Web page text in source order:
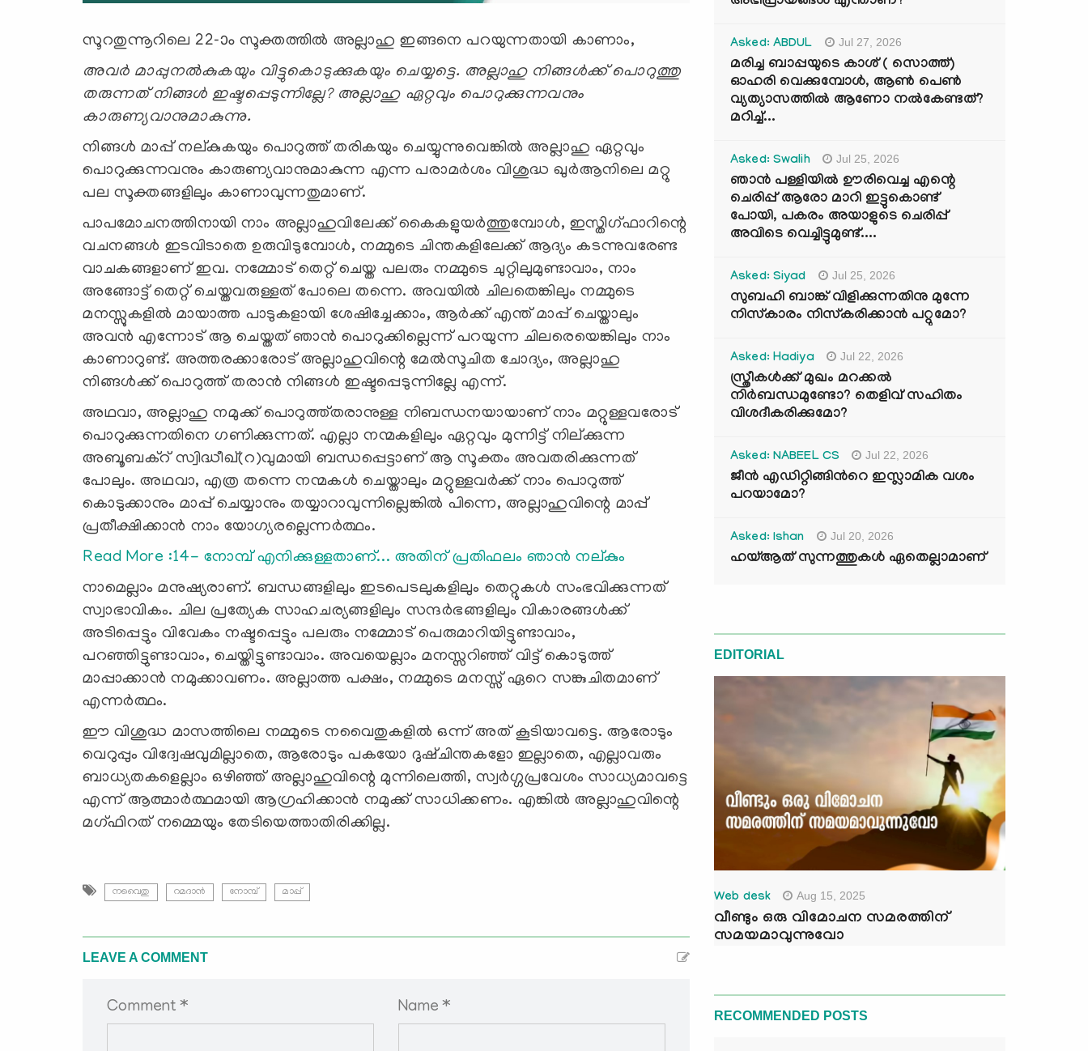
സൂറതുന്നൂറിലെ 22-ാം സൂക്തത്തില്‍ അല്ലാഹു ഇങ്ങനെ പറയുന്നതായി കാണാം,
അവര്‍ മാപ്പുനല്‍കുകയും വിട്ടുകൊടുക്കുകയും ചെയ്യട്ടെ. അല്ലാഹു നിങ്ങള്‍ക്ക്‌ പൊറുത്തു
തരുന്നത്‌ നിങ്ങള്‍ ഇഷ്ടപ്പെടുന്നില്ലേ? അല്ലാഹു ഏറ്റവും പൊറുക്കുന്നവനും
കാരുണ്യവാനുമാകുന്നു.
നിങ്ങള്‍ മാപ്പ് നല്കുകയും പൊറുത്ത് തരികയും ചെയ്യുന്നുവെങ്കില്‍ അല്ലാഹു ഏറ്റവും
പൊറുക്കുന്നവനും കാരുണ്യവാനുമാകുന്ന എന്ന പരാമര്‍ശം വിശുദ്ധ ഖുര്‍ആനിലെ മറ്റു
പല സൂക്തങ്ങളിലും കാണാവുന്നതുമാണ്.
പാപമോചനത്തിനായി നാം അല്ലാഹുവിലേക്ക് കൈകളുയര്‍ത്തുമ്പോള്‍, ഇസ്തിഗ്ഫാറിന്റെ
വചനങ്ങള്‍ ഇടവിടാതെ ഉരുവിടുമ്പോള്‍, നമ്മുടെ ചിന്തകളിലേക്ക് ആദ്യം കടന്നുവരേണ്ട
വാചകങ്ങളാണ് ഇവ. നമ്മോട് തെറ്റ് ചെയ്ത പലരും നമ്മുടെ ചുറ്റിലുമുണ്ടാവാം, നാം
അങ്ങോട്ട് തെറ്റ് ചെയ്തവരുള്ളത് പോലെ തന്നെ. അവയില്‍ ചിലതെങ്കിലും നമ്മുടെ
മനസ്സുകളില്‍ മായാത്ത പാടുകളായി ശേഷിച്ചേക്കാം, ആര്‍ക്ക് എന്ത് മാപ്പ് ചെയ്താലും
അവന്‍ എന്നോട് ആ ചെയ്തത് ഞാന്‍ പൊറുക്കില്ലെന്ന് പറയുന്ന ചിലരെയെങ്കിലും നാം
കാണാറുണ്ട്. അത്തരക്കാരോട് അല്ലാഹുവിന്റെ മേല്‍സൂചിത ചോദ്യം, അല്ലാഹു
നിങ്ങള്‍ക്ക് പൊറുത്ത് തരാന്‍ നിങ്ങള്‍ ഇഷ്ടപ്പെടുന്നില്ലേ എന്ന്.
അഥവാ, അല്ലാഹു നമുക്ക് പൊറുത്ത്തരാനുള്ള നിബന്ധനയായാണ് നാം മറ്റുള്ളവരോട്
പൊറുക്കുന്നതിനെ ഗണിക്കുന്നത്. എല്ലാ നന്മകളിലും ഏറ്റവും മുന്നിട്ട് നില്ക്കുന്ന
അബൂബക്റ് സ്വിദ്ധീഖ്(റ)വുമായി ബന്ധപ്പെട്ടാണ് ആ സൂക്തം അവതരിക്കുന്നത്
പോലും. അഥവാ, എത്ര തന്നെ നന്മകള്‍ ചെയ്താലും മറ്റുള്ളവര്‍ക്ക് നാം പൊറുത്ത്
കൊടുക്കാനും മാപ്പ് ചെയ്യാനും തയ്യാറാവുന്നില്ലെങ്കില്‍ പിന്നെ, അല്ലാഹുവിന്റെ മാപ്പ്
പ്രതീക്ഷിക്കാന്‍ നാം യോഗ്യരല്ലെന്നര്‍ത്ഥം.
Read More :14- നോമ്പ് എനിക്കുള്ളതാണ്... അതിന് പ്രതിഫലം ഞാന്‍ നല്കും
നാമെല്ലാം മനുഷ്യരാണ്. ബന്ധങ്ങളിലും ഇടപെടലുകളിലും തെറ്റുകള്‍ സംഭവിക്കുന്നത്
സ്വാഭാവികം. ചില പ്രത്യേക സാഹചര്യങ്ങളിലും സന്ദര്‍ഭങ്ങളിലും വികാരങ്ങള്‍ക്ക്
അടിപ്പെട്ടും വിവേകം നഷ്ടപ്പെട്ടും പലരും നമ്മോട് പെരുമാറിയിട്ടുണ്ടാവാം,
പറഞ്ഞിട്ടുണ്ടാവാം, ചെയ്തിട്ടുണ്ടാവാം. അവയെല്ലാം മനസ്സറിഞ്ഞ് വിട്ട് കൊടുത്ത്
മാപ്പാക്കാന്‍ നമുക്കാവണം. അല്ലാത്ത പക്ഷം, നമ്മുടെ മനസ്സ് ഏറെ സങ്കുചിതമാണ്
എന്നര്‍ത്ഥം.
ഈ വിശുദ്ധ മാസത്തിലെ നമ്മുടെ നവൈതുകളില്‍ ഒന്ന് അത് കൂടിയാവട്ടെ. ആരോടും
വെറുപ്പും വിദ്വേഷവുമില്ലാതെ, ആരോടും പകയോ ദുഷ്ചിന്തകളോ ഇല്ലാതെ, എല്ലാവരും
ബാധ്യതകളെല്ലാം ഒഴിഞ്ഞ് അല്ലാഹുവിന്റെ മുന്നിലെത്തി, സ്വര്‍ഗ്ഗപ്രവേശം സാധ്യമാവട്ടെ
എന്ന് ആത്മാര്‍ത്ഥമായി ആഗ്രഹിക്കാന്‍ നമുക്ക് സാധിക്കണം. എങ്കില്‍ അല്ലാഹുവിന്റെ
മഗ്ഫിറത് നമ്മെയും തേടിയെത്താതിരിക്കില്ല.
നവൈതു റമദാന്‍ നോമ്പ് മാപ്പ്
LEAVE A COMMENT
Comment * Name *
Asked: ABDUL Jul 27, 2026
മരിച്ച ബാപ്പയുടെ കാശ് ( സൊത്ത്)
ഓഹരി വെക്കുമ്പോൾ, ആണ്‍ പെണ്‍
വ്യത്യാസത്തില്‍ ആണോ നല്‍കേണ്ടത്?
മറിച്ച്...
Asked: Swalih Jul 25, 2026
ഞാൻ പള്ളിയിൽ ഊരിവെച്ച എന്റെ
ചെരിപ്പ് ആരോ മാറി ഇട്ടുകൊണ്ട്
പോയി, പകരം അയാളുടെ ചെരിപ്പ്
അവിടെ വെച്ചിട്ടുമുണ്ട്....
Asked: Siyad Jul 25, 2026
സുബഹി ബാങ്ക് വിളിക്കുന്നതിനു മുന്നേ
നിസ്കാരം നിസ്കരിക്കാൻ പറ്റുമോ?
Asked: Hadiya Jul 22, 2026
സ്ത്രീകൾക്ക് മുഖം മറക്കൽ
നിർബന്ധമുണ്ടോ? തെളിവ് സഹിതം
വിശദീകരിക്കുമോ?
Asked: NABEEL CS Jul 22, 2026
ജീൻ എഡിറ്റിങ്ങിന്‍റെ ഇസ്ലാമിക വശം
പറയാമോ?
Asked: Ishan Jul 20, 2026
ഹയ്ആത് സുന്നത്തുകൾ ഏതെല്ലാമാണ്
EDITORIAL
Web desk Aug 15, 2025
വീണ്ടും ഒരു വിമോചന സമരത്തിന്
സമയമാവുന്നുവോ
RECOMMENDED POSTS